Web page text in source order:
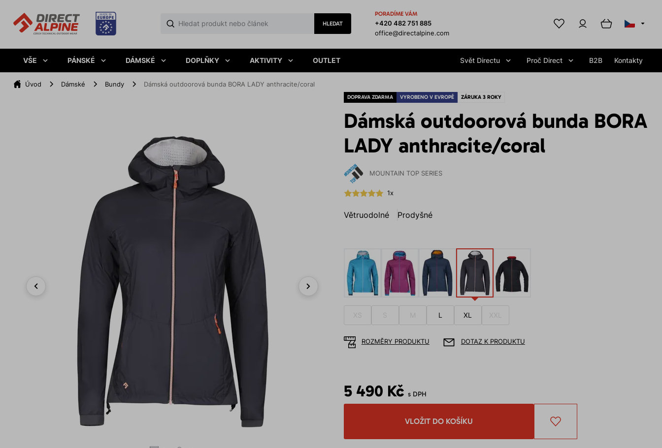
HLEDAT
PORADÍME VÁM
+420 482 751 885
office@directalpine.com
VŠE PÁNSKÉ DÁMSKÉ DOPLŇKY AKTIVITY OUTLET Svět Directu Proč Direct B2B Kontakty
Úvod Dámské Bundy Dámská outdoorová bunda BORA LADY anthracite/coral
DOPRAVA ZDARMA VYROBENO V EVROPĚ ZÁRUKA 3 ROKY
Dámská outdoorová bunda BORA
LADY anthracite/coral
MOUNTAIN TOP SERIES
1x
Větruodolné Prodyšné
XS S M L XL XXL
ROZMĚRY PRODUKTU DOTAZ K PRODUKTU
5 490 Kč s DPH
VLOŽIT DO KOŠÍKU